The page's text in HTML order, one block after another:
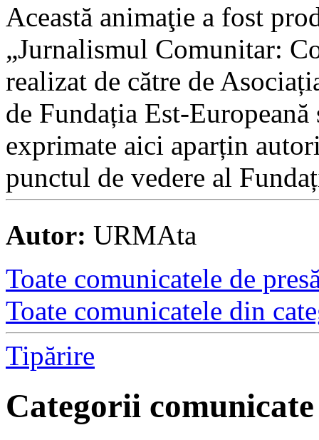
Această animaţie a fost
„Jurnalismul Comunitar:
realizat de către de
de Fundația Est-
exprimate aici aparțin
punctul de vedere al
Autor: URMAta
Toate comunicatele de
Toate comunicatele din
Tipărire
Categorii comunicate